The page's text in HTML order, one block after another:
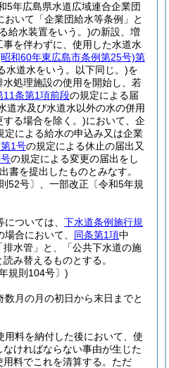
5年広島県水道広域連合企業団
いて「企業団給水等条例」と
給水装置をいう。)の新設、増
を伴わずに、使用した水道水
和60年東広島市条例第25号)第
水道水をいう。以下同じ。)を
処理施設の使用を開始し、若
11条第1項前段の規定による届
道水及び水道水以外の水の併用
る場合を除く。)において、企
定による給水の申込み又は企業
1号の規定による休止の届出又
の規定による変更の届出をし
書を提出したものとみなす。
52号〕、一部改正〔令和5年規
ついては、 下水道条例施行規
場合において、 同条第1項中
排水管」と、「公共下水道の施
み替えるものとする。
規則104号〕)
数月の月の初日から末日までと
用料を納付した後において、使
ければならない事由が生じた
料でこれを清算する。 ただ